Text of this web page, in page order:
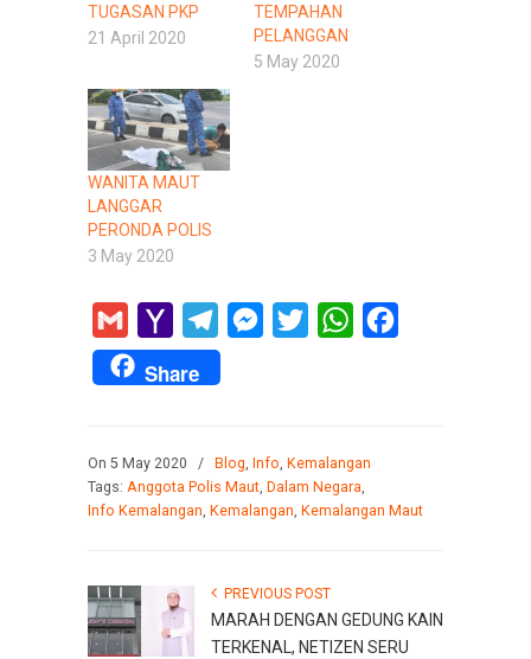
TUGASAN PKP
21 April 2020
TEMPAHAN
PELANGGAN
5 May 2020
WANITA MAUT
LANGGAR
PERONDA POLIS
3 May 2020
Gmail
Yahoo
Mail
TelegramMessenger
Twitter WhatsApp
Share
On 5 May 2020 / Blog, Info, Kemalangan
Tags: Anggota Polis Maut, Dalam Negara,
Info Kemalangan, Kemalangan, Kemalangan Maut
PREVIOUS POST
MARAH DENGAN GEDUNG KAIN
TERKENAL, NETIZEN SERU